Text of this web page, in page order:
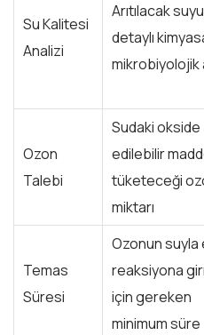
Su Kalitesi
Analizi
Arıtılacak
detaylı
mikrobiyolojik
Ozon
Talebi
Sudaki okside
edilebilir
tüketeceği
miktarı
Temas
Süresi
Ozonun suyla
reaksiyona
için gereken
minimum süre